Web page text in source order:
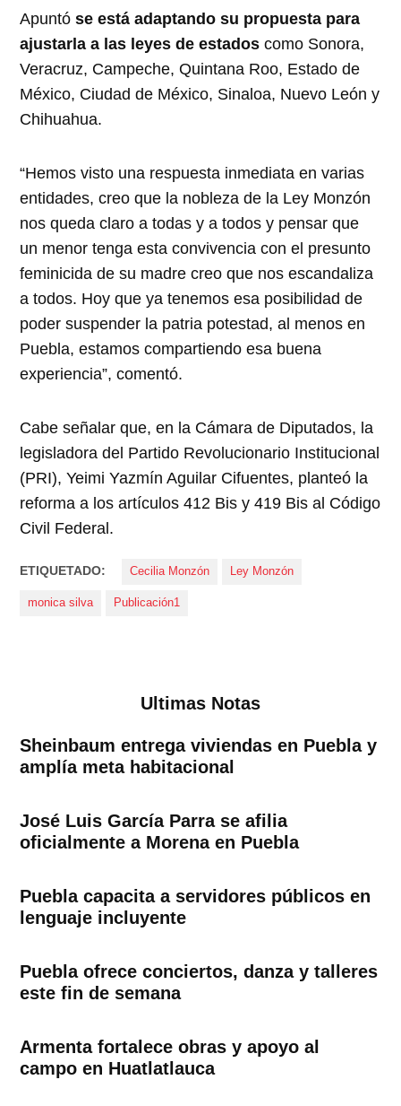
Apuntóse está adaptando su propuesta para
ajustarla a las leyes de estados como Sonora,
Veracruz, Campeche, Quintana Roo, Estado de
México, Ciudad de México, Sinaloa, Nuevo León y
Chihuahua.
“Hemos visto una respuesta inmediata en varias
entidades, creo que la nobleza de la Ley Monzón
nos queda claro a todas y a todos y pensar que
un menor tenga esta convivencia con el presunto
feminicida de su madre creo que nos escandaliza
a todos. Hoy que ya tenemos esa posibilidad de
poder suspender la patria potestad, al menos en
Puebla, estamos compartiendo esa buena
experiencia”, comentó.
Cabe señalar que, en la Cámara de Diputados, la
legisladora del Partido Revolucionario Institucional
(PRI), Yeimi Yazmín Aguilar Cifuentes, planteó la
reforma a los artículos 412 Bis y 419 Bis al Código
Civil Federal.
ETIQUETADO: Cecilia Monzón Ley Monzón
monica silva Publicación1
Ultimas Notas
Sheinbaum entrega viviendas en Puebla y
amplía meta habitacional
José Luis García Parra se afilia
oficialmente a Morena en Puebla
Puebla capacita a servidores públicos en
lenguaje incluyente
Puebla ofrece conciertos, danza y talleres
este fin de semana
Armenta fortalece obras y apoyo al
campo en Huatlatlauca